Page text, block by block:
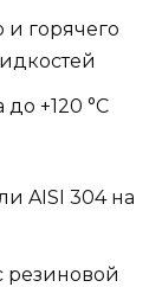
и горячего
+120 °C
AISI 304 на
резиновой